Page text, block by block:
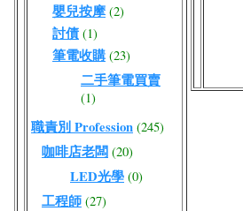
嬰兒按摩 (2)
討債 (1)
筆電收購 (23)
二手筆電買賣
(1)
職責別 Profession (245)
咖啡店老闆 (20)
LED光學 (0)
工程師 (27)